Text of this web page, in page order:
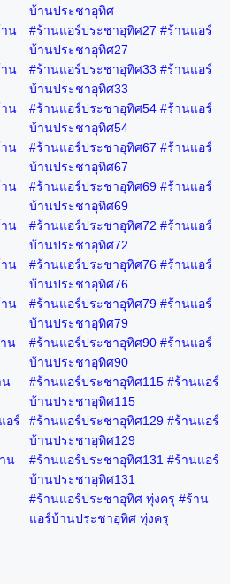
น
น
น
น
น
น
น
น
น
น
อร์
น
บ้านประชาอุทิศ
#ร้านแอร์ประชาอุทิศ27 #ร้านแอร์
บ้านประชาอุทิศ27
#ร้านแอร์ประชาอุทิศ33 #ร้านแอร์
บ้านประชาอุทิศ33
#ร้านแอร์ประชาอุทิศ54 #ร้านแอร์
บ้านประชาอุทิศ54
#ร้านแอร์ประชาอุทิศ67 #ร้านแอร์
บ้านประชาอุทิศ67
#ร้านแอร์ประชาอุทิศ69 #ร้านแอร์
บ้านประชาอุทิศ69
#ร้านแอร์ประชาอุทิศ72 #ร้านแอร์
บ้านประชาอุทิศ72
#ร้านแอร์ประชาอุทิศ76 #ร้านแอร์
บ้านประชาอุทิศ76
#ร้านแอร์ประชาอุทิศ79 #ร้านแอร์
บ้านประชาอุทิศ79
#ร้านแอร์ประชาอุทิศ90 #ร้านแอร์
บ้านประชาอุทิศ90
#ร้านแอร์ประชาอุทิศ115 #ร้านแอร์
บ้านประชาอุทิศ115
#ร้านแอร์ประชาอุทิศ129 #ร้านแอร์
บ้านประชาอุทิศ129
#ร้านแอร์ประชาอุทิศ131 #ร้านแอร์
บ้านประชาอุทิศ131
#ร้านแอร์ประชาอุทิศ ทุ่งครุ #ร้าน
แอร์บ้านประชาอุทิศ ทุ่งครุ